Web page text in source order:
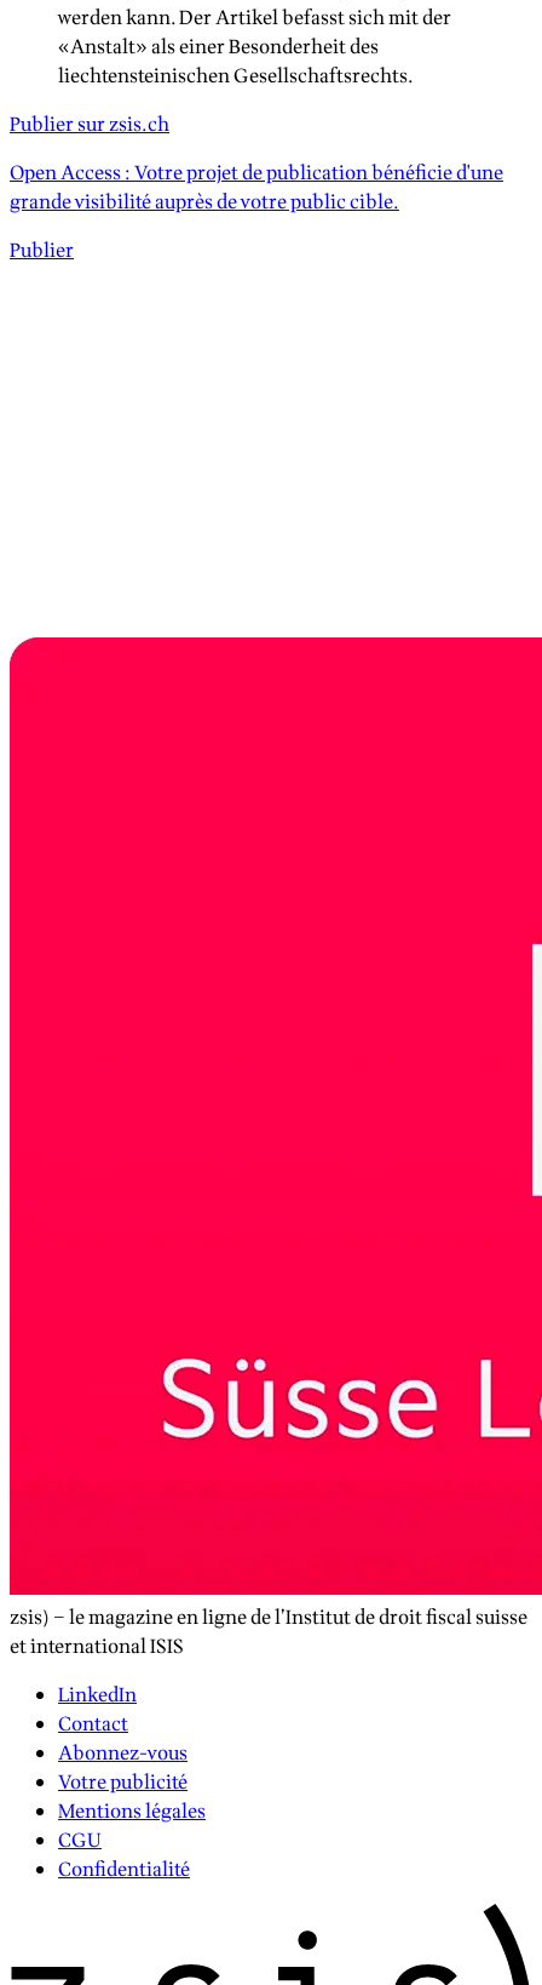
werden kann. Der Artikel befasst sich mit der
«Anstalt» als einer Besonderheit des
liechtensteinischen Gesellschaftsrechts.
Publier sur zsis.ch
Open Access : Votre projet de publication bénéficie d'une
grande visibilité auprès de votre public cible.
Publier
zsis) – le magazine en ligne de l’Institut de droit fiscal suisse
et international ISIS
LinkedIn
Contact
Abonnez-vous
Votre publicité
Mentions légales
CGU
Confidentialité